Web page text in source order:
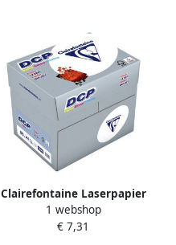
Clairefontaine Laserpapier
DCP A4 80gr wit 500 vel
1 webshop
€ 7,31